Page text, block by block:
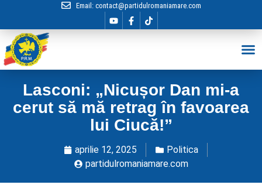
Email: contact@partidulromaniamare.com
Lasconi: „Nicușor Dan mi-a
cerut să mă retrag în favoarea
lui Ciucă!”
aprilie 12, 2025
Politica
partidulromaniamare.com